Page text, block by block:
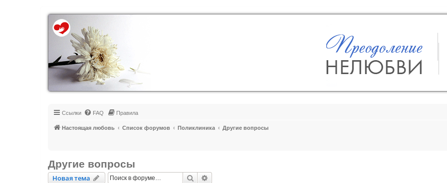
Регистрация
Ссылки FAQ Правила
Настоящая любовь Список форумов Поликлиника Другие вопросы
Другие вопросы
Новая тема
Новаятема Поиск